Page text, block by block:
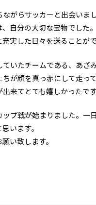
がらサッカーと出会いま
自分の大切な宝物でした
実した日々を送ることがで
いたチームである、あざ
ちが顔を真っ赤にして走
来てとても嬉しかったです
ップ戦が始まりました。一
います。
い致します。